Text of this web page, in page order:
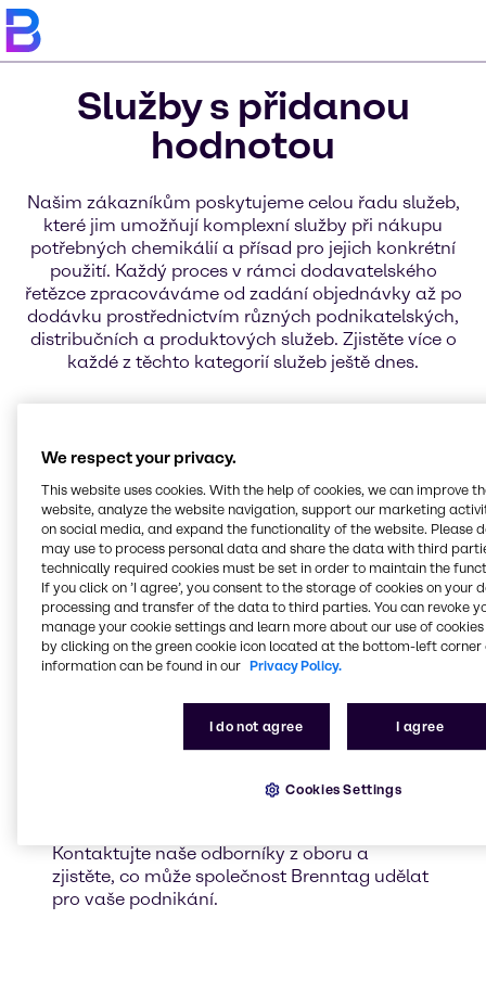
Služby s přidanou
hodnotou
Našim zákazníkům poskytujeme celou řadu služeb,
které jim umožňují komplexní služby při nákupu
potřebných chemikálií a přísad pro jejich konkrétní
použití. Každý proces v rámci dodavatelského
řetězce zpracováváme od zadání objednávky až po
dodávku prostřednictvím různých podnikatelských,
distribučních a produktových služeb. Zjistěte více o
každé z těchto kategorií služeb ještě dnes.
Inovativní chemické a
přísadové služby pro vaše
aplikace
Služby
Innovation & Application
Centers
Blending Solutions
Global Key Accounts
Service Excellence
Pro individuální řešení
nás kontaktujte
pomůžeme vytvořit vítězné produkty pro
Kontaktujte naše odborníky z oboru a
zjistěte, co může společnost Brenntag udělat
pro vaše podnikání.
We respect your privacy.
This website uses cookies. With the help of cookies, we can improve
website, analyze the website navigation, support our marketing
on social media, and expand the functionality of the website. Please
may use to process personal data and share the data with third
technically required cookies must be set in order to maintain the
If you click on ’I agree’, you consent to the storage of cookies on your
processing and transfer of the data to third parties. You can revoke
manage your cookie settings and learn more about our use of cookies
by clicking on the green cookie icon located at the bottom-left corner
information can be found in our Privacy Policy.
I do not agree I agree
Cookies Settings